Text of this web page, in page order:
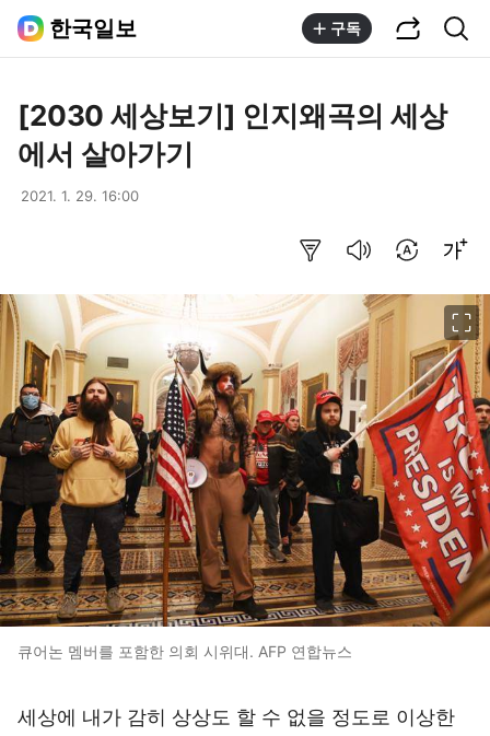
한국일보 구독
[2030 세상보기] 인지왜곡의 세상
에서 살아가기
2021. 1. 29. 16:00
큐어논 멤버를 포함한 의회 시위대. AFP 연합뉴스
세상에 내가 감히 상상도 할 수 없을 정도로 이상한